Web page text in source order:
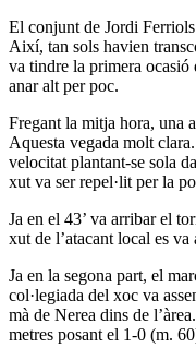
El conjunt de Jordi
Així, tan sols havien
va tindre la primera ocasió
anar alt per poc.
Fregant la mitja hora, una
Aquesta vegada molt
velocitat plantant-se sola
xut va ser repel·lit per la
Ja en el 43’ va arribar el
xut de l’atacant local es va
Ja en la segona part, el
col·legiada del xoc va
mà de Nerea dins de
metres posant el 1-0 (m.